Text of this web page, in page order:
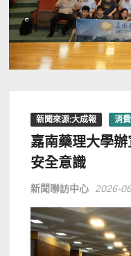
新聞來源:大成報 消
嘉南藥理大學
安全意識
新聞聯訪中心 2026-